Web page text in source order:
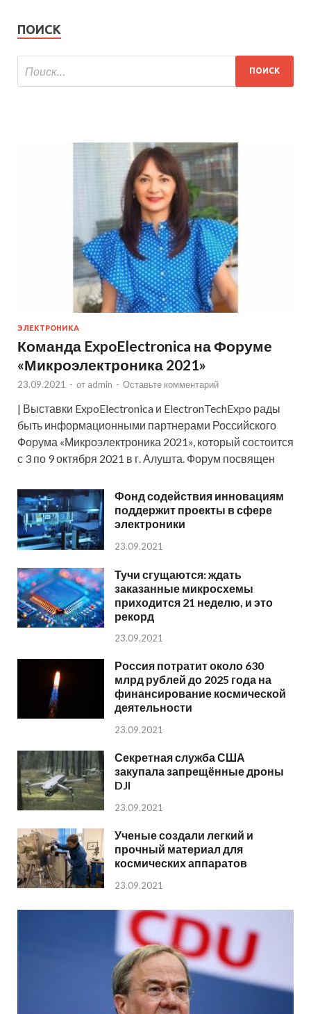
ПОИСК
ЭЛЕКТРОНИКА
Команда ExpoElectronica на Форуме
«Микроэлектроника 2021»
23.09.2021 - от admin - Оставьте комментарий
| Выставки ExpoElectronica и ElectronTechExpo рады
быть информационными партнерами Российского
Форума «Микроэлектроника 2021», который состоится
с 3 по 9 октября 2021 в г. Алушта. Форум посвящен
Фонд содействия инновациям
поддержит проекты в сфере
электроники
23.09.2021
Тучи сгущаются: ждать
заказанные микросхемы
приходится 21 неделю, и это
рекорд
23.09.2021
Россия потратит около 630
млрд рублей до 2025 года на
финансирование космической
деятельности
23.09.2021
Секретная служба США
закупала запрещённые дроны
DJI
23.09.2021
Ученые создали легкий и
прочный материал для
космических аппаратов
23.09.2021